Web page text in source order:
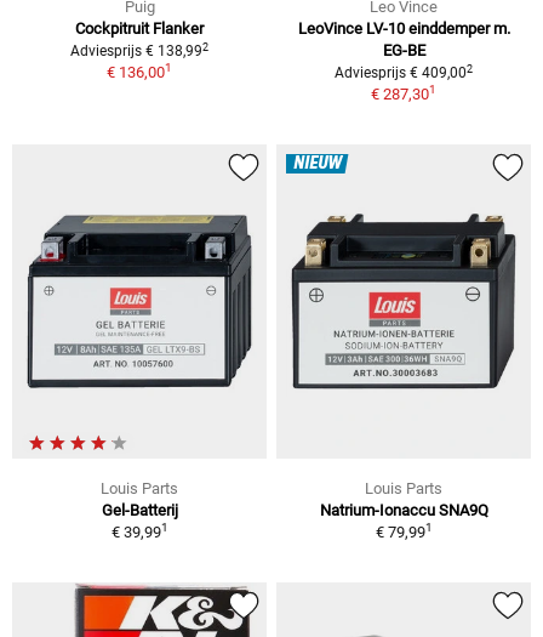
Puig
Cockpitruit Flanker
Adviesprijs € 138,992
€ 136,001
Leo Vince
LeoVince LV-10 einddemper m.
EG-BE
Adviesprijs € 409,002
€ 287,301
Louis Parts
Gel-Batterij
€ 39,991
NIEUW
Louis Parts
Natrium-Ionaccu SNA9Q
€ 79,991